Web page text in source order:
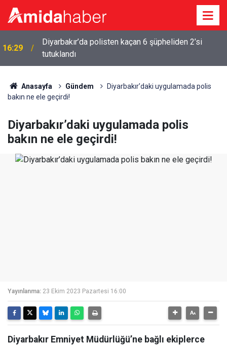
16:09 Amedspor’un Diyarbakır’a dönüş tarihi belli oldu
Anasayfa Gündem
Diyarbakır’daki uygulamada polis
bakın ne ele geçirdi!
Diyarbakır’daki uygulamada polis
bakın ne ele geçirdi!
Yayınlanma: 23 Ekim 2023 Pazartesi 16:00
Diyarbakır Emniyet Müdürlüğü’ne bağlı ekiplerce